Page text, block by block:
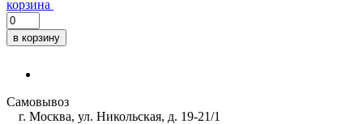
корзина
в корзину
Самовывоз
г. Москва, ул. Никольская, д. 19-21/1